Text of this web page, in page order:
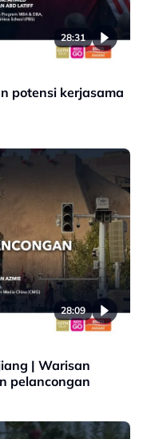
28:31
potensi kerjasama
28:09
| Warisan
pelancongan